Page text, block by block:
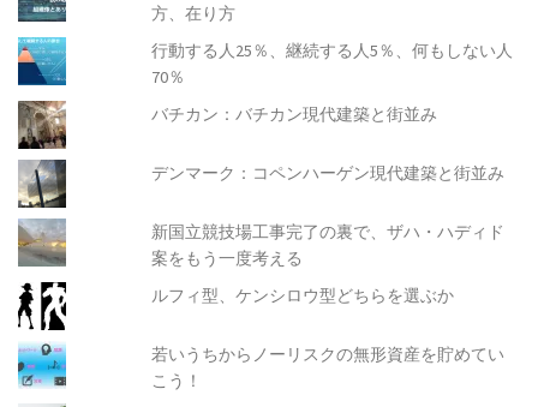
方、在り方
行動する人25％、継続する人5％、何もしない人
70％
バチカン：バチカン現代建築と街並み
デンマーク：コペンハーゲン現代建築と街並み
新国立競技場工事完了の裏で、ザハ・ハディド
案をもう一度考える
ルフィ型、ケンシロウ型どちらを選ぶか
若いうちからノーリスクの無形資産を貯めてい
こう！